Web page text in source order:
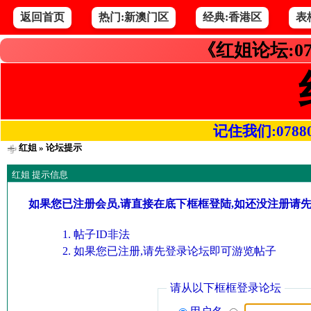
返回首页 热门:新澳门区 经典:香港区 表
《红姐论坛
记住我们
红姐» 论坛提示
红姐 提示信息
如果您已注册会员,请直接在底下框框登陆,如还没注册请
帖子ID非法
如果您已注册,请先登录论坛即可游览帖子
请从以下框框登录论坛